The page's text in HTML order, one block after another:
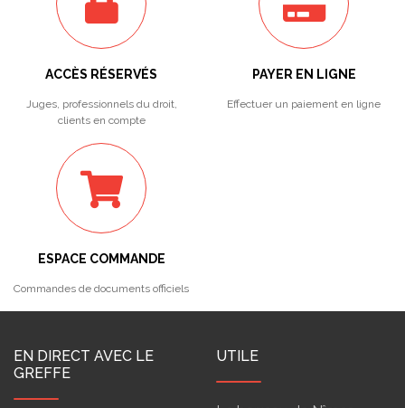
ACCÈS RÉSERVÉS
Juges, professionnels du droit,
clients en compte
PAYER EN LIGNE
Effectuer un paiement en ligne
ESPACE COMMANDE
Commandes de documents officiels
EN DIRECT AVEC LE
GREFFE
UTILE